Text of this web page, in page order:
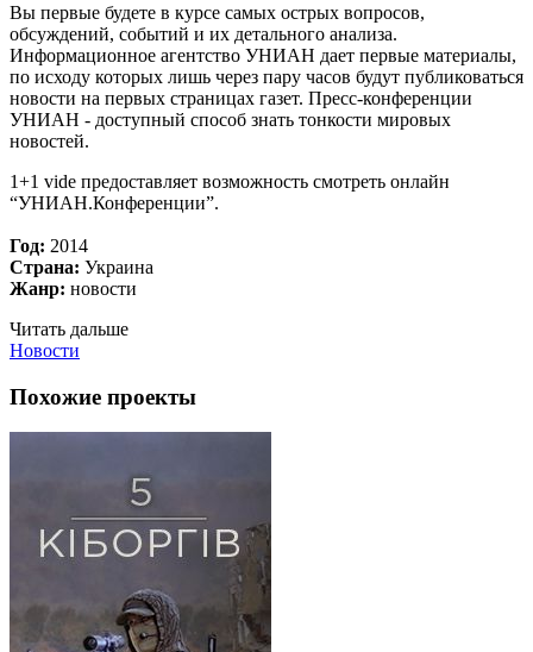
Вы первые будете в курсе самых острых вопросов,
обсуждений, событий и их детального анализа.
Информационное агентство УНИАН дает первые материалы,
по исходу которых лишь через пару часов будут публиковаться
новости на первых страницах газет. Пресс-конференции
УНИАН - доступный способ знать тонкости мировых
новостей.
1+1 vide предоставляет возможность смотреть онлайн
“УНИАН.Конференции”.
Год: 2014
Страна: Украина
Жанр: новости
Читать дальше
Новости
Похожие проекты